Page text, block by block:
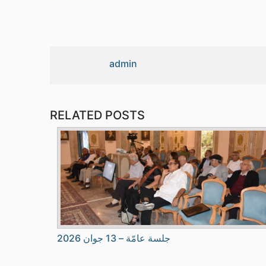
admin
RELATED POSTS
جلسة عامّة – 13 جوان 2026